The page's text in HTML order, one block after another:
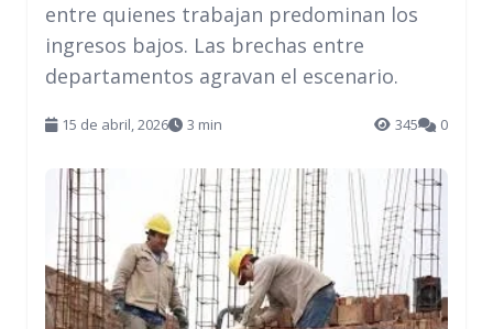
entre quienes trabajan predominan los
ingresos bajos. Las brechas entre
departamentos agravan el escenario.
15 de abril, 2026 3 min 345 0